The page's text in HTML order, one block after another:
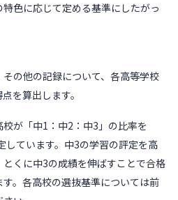
色に応じて定める基準にしたがっ
の他の記録について、各高等学校
を算出します。
校が「中1：中2：中3」の比率を
しています。中3の学習の評定を高
くに中3の成績を伸ばすことで合格
。各高校の選抜基準については前